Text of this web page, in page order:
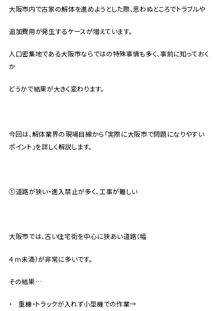
大阪市内で古家の解体を進めようとした際、思わぬところでトラブルや
追加費用が発生するケースが増えています。
人口密集地である大阪市ならではの特殊事情も多く、事前に知っておく
か
どうかで結果が大きく変わります。
今回は、解体業界の現場目線から「実際に大阪市で問題になりやすい
ポイント」を詳しく解説します。
①道路が狭い・進入禁止が多く、工事が難しい
大阪市では、古い住宅街を中心に狭あい道路（幅
４ｍ未満）が非常に多いです。
その結果…
・ 重機・トラックが入れず小型機での作業→